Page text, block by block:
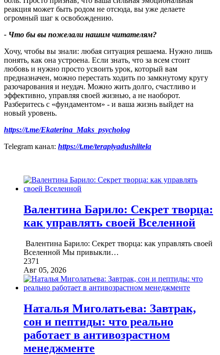
реакция может быть родом не отсюда, вы уже делаете
огромный шаг к освобождению.
- Что бы вы пожелали нашим читателям?
Хочу, чтобы вы знали: любая ситуация решаема. Нужно лишь
понять, как она устроена. Если знать, что за всем стоит
любовь и нужно просто усвоить урок, который вам
предназначен, можно перестать ходить по замкнутому кругу
разочарования и неудач. Можно жить долго, счастливо и
эффективно, управляя своей жизнью, а не наоборот.
Разберитесь с «фундаментом» - и ваша жизнь выйдет на
новый уровень.
https://t.me/Ekaterina_Maks_psycholog
Telegram канал: https://t.me/terapiyadushiitela
Валентина Барило: Секрет творца:
как управлять своей Вселенной
Валентина Барило: Секрет творца: как управлять своей
Вселенной Мы привыкли…
2371
Авг 05, 2026
Наталья Миголатьева: Завтрак,
сон и пептиды: что реально
работает в антивозрастном
менеджменте